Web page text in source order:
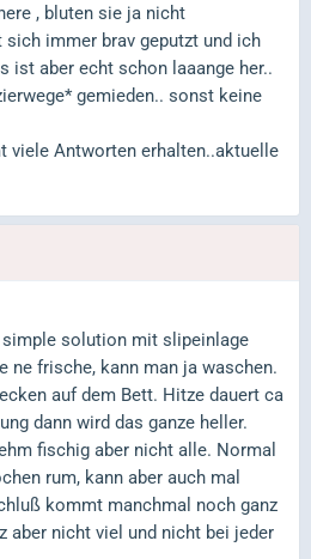
, bluten sie ja nicht
sich immer brav geputzt und ich
ist aber echt schon laaange her..
gemieden.. sonst keine
viele Antworten erhalten..aktuelle
simple solution mit slipeinlage
ne frische, kann man ja waschen.
auf dem Bett. Hitze dauert ca
dann wird das ganze heller.
fischig aber nicht alle. Normal
rum, kann aber auch mal
kommt manchmal noch ganz
aber nicht viel und nicht bei jeder